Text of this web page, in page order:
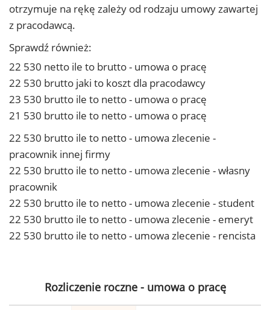
otrzymuje na rękę zależy od rodzaju umowy zawartej
z pracodawcą.
Sprawdź również:
22 530 netto ile to brutto - umowa o pracę
22 530 brutto jaki to koszt dla pracodawcy
23 530 brutto ile to netto - umowa o pracę
21 530 brutto ile to netto - umowa o pracę
22 530 brutto ile to netto - umowa zlecenie -
pracownik innej firmy
22 530 brutto ile to netto - umowa zlecenie - własny
pracownik
22 530 brutto ile to netto - umowa zlecenie - student
22 530 brutto ile to netto - umowa zlecenie - emeryt
22 530 brutto ile to netto - umowa zlecenie - rencista
Rozliczenie roczne - umowa o pracę